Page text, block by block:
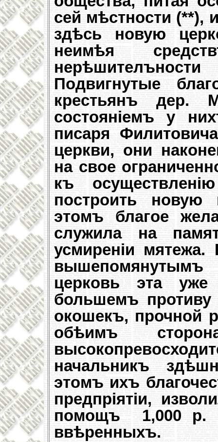
сей мѣстности (**),
здѣсь новую
неимѣя
Подвигнутые
крестьянъ дер.
состояніемъ у
писаря
церкви, они
на свое
къ
построить новую
этомъ благое
служила на
усмиреніи
вышепомянутымъ
церковь эта уже
большемъ
окошекъ, прочной
обѣимъ
начальникъ
этомъ ихъ
предпріятіи,
помощъ 1,000
ввѣренныхъ.